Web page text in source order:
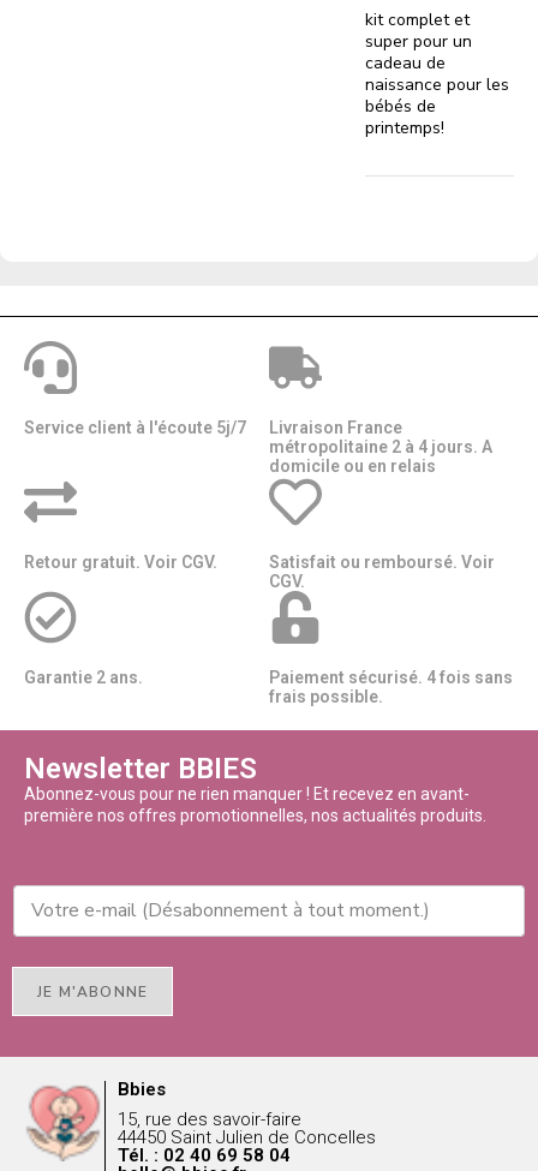
kit complet et
super pour un
cadeau de
naissance pour les
bébés de
printemps!
Service client à l'écoute 5j/7
Livraison France
métropolitaine 2 à 4 jours. A
domicile ou en relais​​
Retour gratuit. Voir CGV.
Satisfait ou remboursé. Voir
CGV.
Garantie 2 ans.
Paiement sécurisé. 4 fois sans
frais possible.
Newsletter BBIES
Abonnez-vous pour ne rien manquer ! Et recevez en avant-
première nos offres promotionnelles, nos actualités produits.
JE M'ABONNE
Bbies
15, rue des savoir-faire
44450 Saint Julien de Concelles
Tél. : 02 40 69 58 04